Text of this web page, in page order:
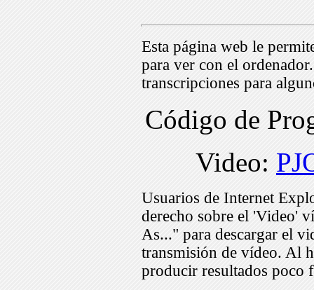
Esta página web le
para ver con el
transcripciones para
Código de
Video:
Usuarios de Internet
derecho sobre el 'Video'
As..." para descargar el
transmisión de vídeo. Al
producir resultados poco